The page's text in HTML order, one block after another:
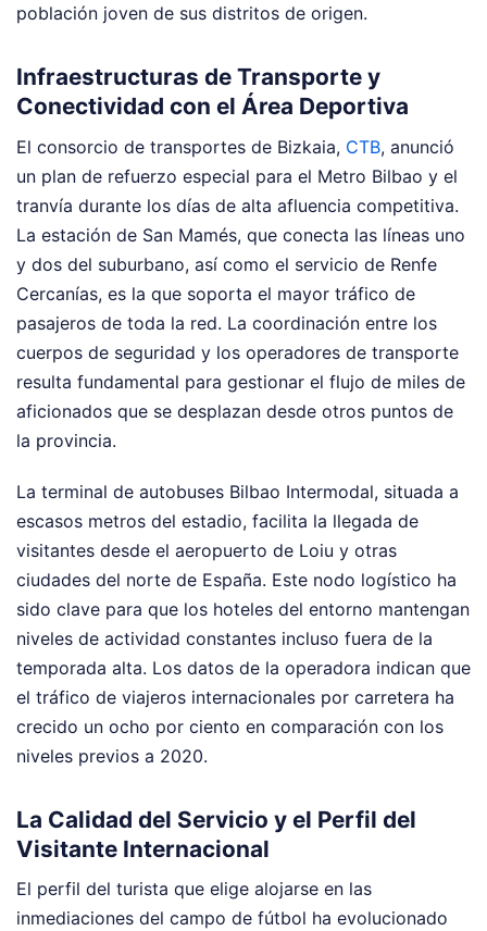
población joven de sus distritos de origen.
Infraestructuras de Transporte y
Conectividad con el Área Deportiva
El consorcio de transportes de Bizkaia, CTB, anunció
un plan de refuerzo especial para el Metro Bilbao y el
tranvía durante los días de alta afluencia competitiva.
La estación de San Mamés, que conecta las líneas uno
y dos del suburbano, así como el servicio de Renfe
Cercanías, es la que soporta el mayor tráfico de
pasajeros de toda la red. La coordinación entre los
cuerpos de seguridad y los operadores de transporte
resulta fundamental para gestionar el flujo de miles de
aficionados que se desplazan desde otros puntos de
la provincia.
La terminal de autobuses Bilbao Intermodal, situada a
escasos metros del estadio, facilita la llegada de
visitantes desde el aeropuerto de Loiu y otras
ciudades del norte de España. Este nodo logístico ha
sido clave para que los hoteles del entorno mantengan
niveles de actividad constantes incluso fuera de la
temporada alta. Los datos de la operadora indican que
el tráfico de viajeros internacionales por carretera ha
crecido un ocho por ciento en comparación con los
niveles previos a 2020.
La Calidad del Servicio y el Perfil del
Visitante Internacional
El perfil del turista que elige alojarse en las
inmediaciones del campo de fútbol ha evolucionado